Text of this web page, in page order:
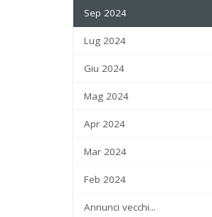
Sep 2024
Lug 2024
Giu 2024
Mag 2024
Apr 2024
Mar 2024
Feb 2024
Annunci vecchi...